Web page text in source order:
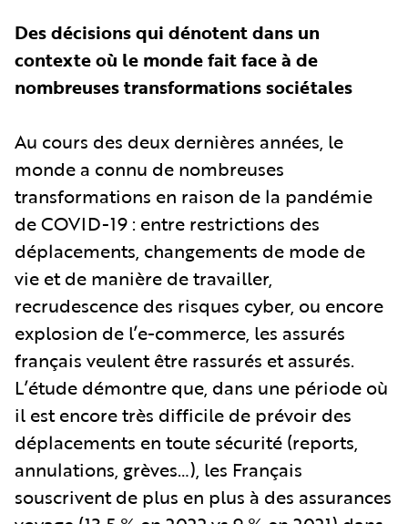
Des décisions qui dénotent dans un
contexte où le monde fait face à de
nombreuses transformations sociétales
Au cours des deux dernières années, le
monde a connu de nombreuses
transformations en raison de la pandémie
de COVID-19 : entre restrictions des
déplacements, changements de mode de
vie et de manière de travailler,
recrudescence des risques cyber, ou encore
explosion de l’e-commerce, les assurés
français veulent être rassurés et assurés.
L’étude démontre que, dans une période où
il est encore très difficile de prévoir des
déplacements en toute sécurité (reports,
annulations, grèves…), les Français
souscrivent de plus en plus à des assurances